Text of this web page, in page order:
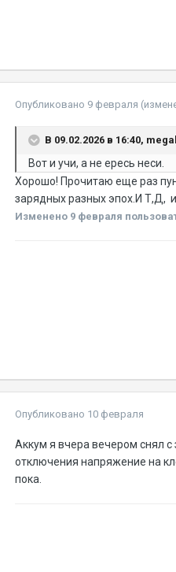
Опубликовано 9 февраля
В 09.02.2026 в 16:40,
Вот и учи, а не ересь неси.
Хорошо! Прочитаю еще раз
зарядных разных эпох.И Т,Д,
Изменено 9 февраля
Опубликовано 10 февраля
Аккум я вчера вечером снял
отключения напряжение на
пока.